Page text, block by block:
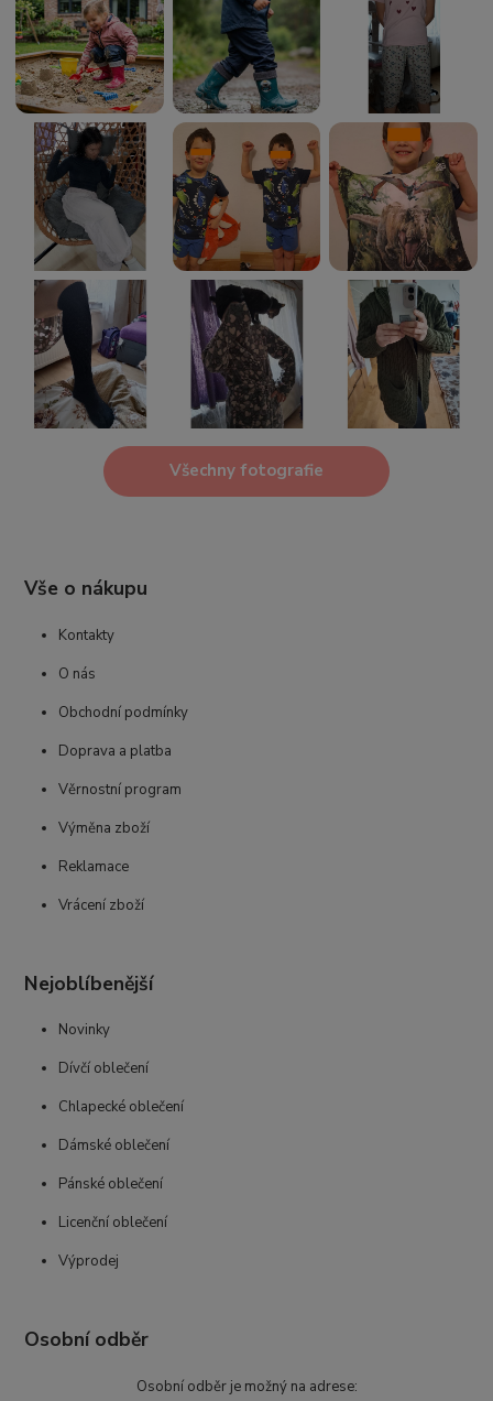
Všechny fotografie
Vše o nákupu
Kontakty
O nás
Obchodní podmínky
Doprava a platba
Věrnostní program
Výměna zboží
Reklamace
Vrácení zboží
Nejoblíbenější
Novinky
Dívčí oblečení
Chlapecké oblečení
Dámské oblečení
Pánské oblečení
Licenční oblečení
Výprodej
Osobní odběr
Osobní odběr je možný na adrese: